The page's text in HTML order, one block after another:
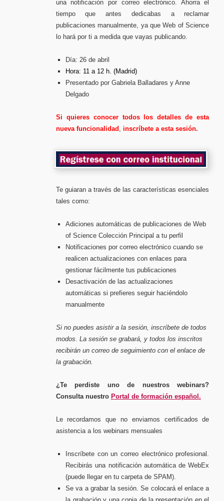
una notificación por correo electrónico. Ahorra el
tiempo que antes dedicabas a reclamar
publicaciones manualmente, ya que Web of Science
lo hará por ti a medida que vayas publicando.
Día: 26 de abril
Hora: 11 a 12 h. (Madrid)
Presentado por Gabriela Balladares y Anne
Delgado
Si quieres conocer todos los detalles de esta
nueva funcionalidad , inscríbete a esta sesión.
Te guiaran a través de las características esenciales
tales como:
Adiciones automáticas de publicaciones de Web
of Science Colección Principal a tu perfil
Notificaciones por correo electrónico cuando se
realicen actualizaciones con enlaces para
gestionar fácilmente tus publicaciones
Desactivación de las actualizaciones
automáticas si prefieres seguir haciéndolo
manualmente
Si no puedes asistir a la sesión, inscríbete de todos
modos. La sesión se grabará, y todos los inscritos
recibirán un correo de seguimiento con el enlace de
la grabación.
¿Te perdiste uno de nuestros webinars?
Consulta nuestro Portal de formación español.
Le recordamos que no enviamos certificados de
asistencia a los webinars mensuales
Inscríbete con un correo electrónico profesional.
Recibirás una notificación automática de WebEx
(puede llegar en tu carpeta de SPAM).
Se va a grabar la sesión. Se colocará el enlace a